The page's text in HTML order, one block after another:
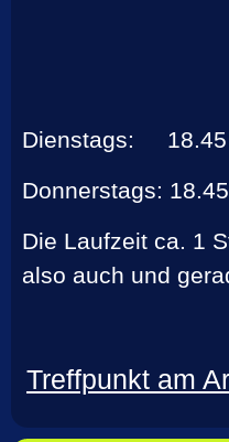
Dienstags: 18.45
Donnerstags:
Die Laufzeit ca. 1
also auch und
Treffpunkt am